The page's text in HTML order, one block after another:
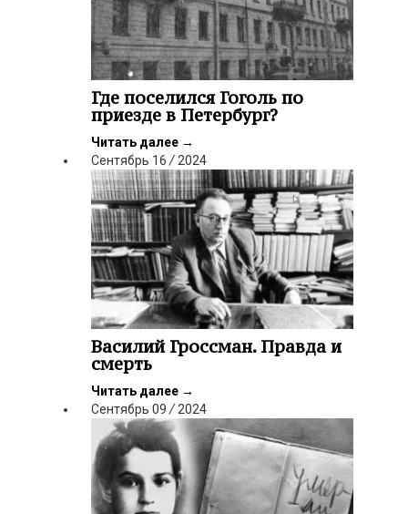
Где поселился Гоголь по
приезде в Петербург?
Читать далее →
Сентябрь 16/2024
Василий Гроссман. Правда и
смерть
Читать далее →
Сентябрь 09/2024